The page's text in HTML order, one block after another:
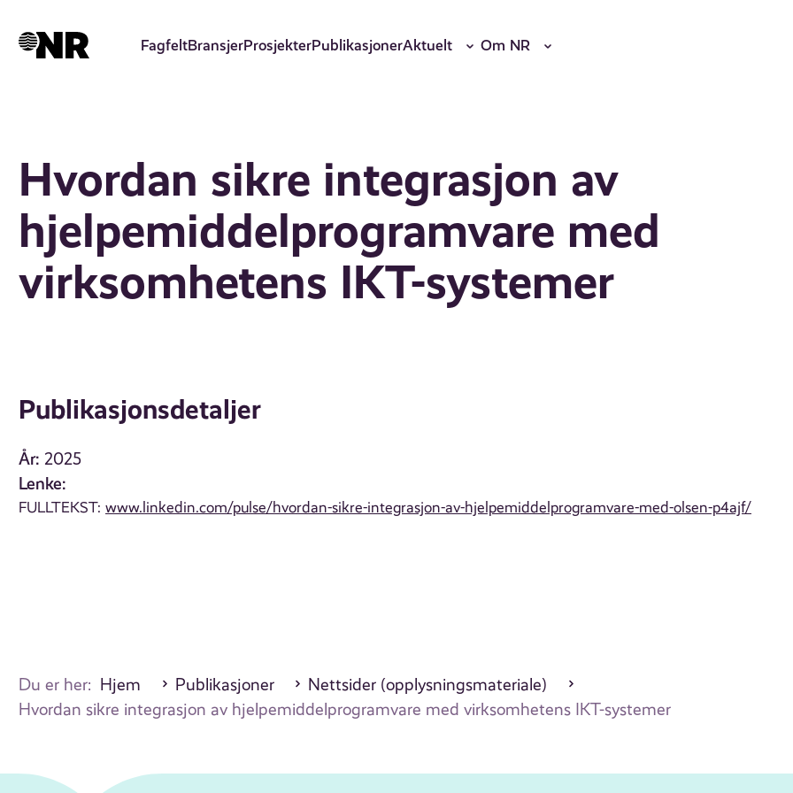
hovedinnhold
FagfeltBransjerProsjekterPublikasjonerAktuelt Om NR
Hvordan sikre integrasjon av
hjelpemiddelprogramvare med
virksomhetens IKT-systemer
Publikasjonsdetaljer
År: 2025
Lenke:
FULLTEKST:www.linkedin.com/pulse/hvordan-sikre-integrasjon-av-hjelpemiddelprogramvare-med-olsen-p4ajf/
Du er her: Hjem Publikasjoner
Nettsider (opplysningsmateriale)
Hvordan sikre integrasjon av hjelpemiddelprogramvare med virksomhetens IKT-systemer